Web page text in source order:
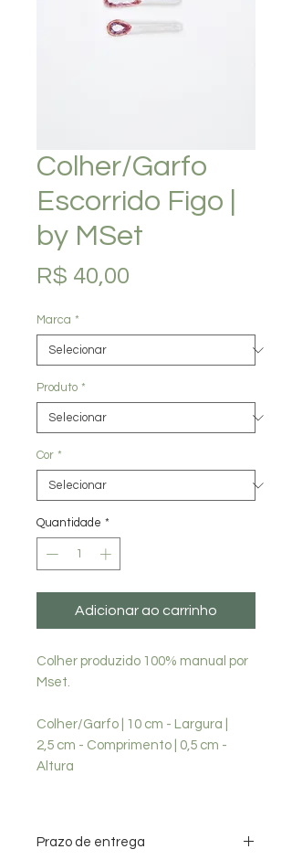
Colher/Garfo
Escorrido Figo |
by MSet
R$ 40,00
Marca *
Produto *
Cor *
Quantidade *
Adicionar ao carrinho
Colher produzido 100% manual por
Mset.
Colher/Garfo | 10 cm - Largura |
2,5 cm - Comprimento | 0,5 cm -
Altura
Prazo de entrega